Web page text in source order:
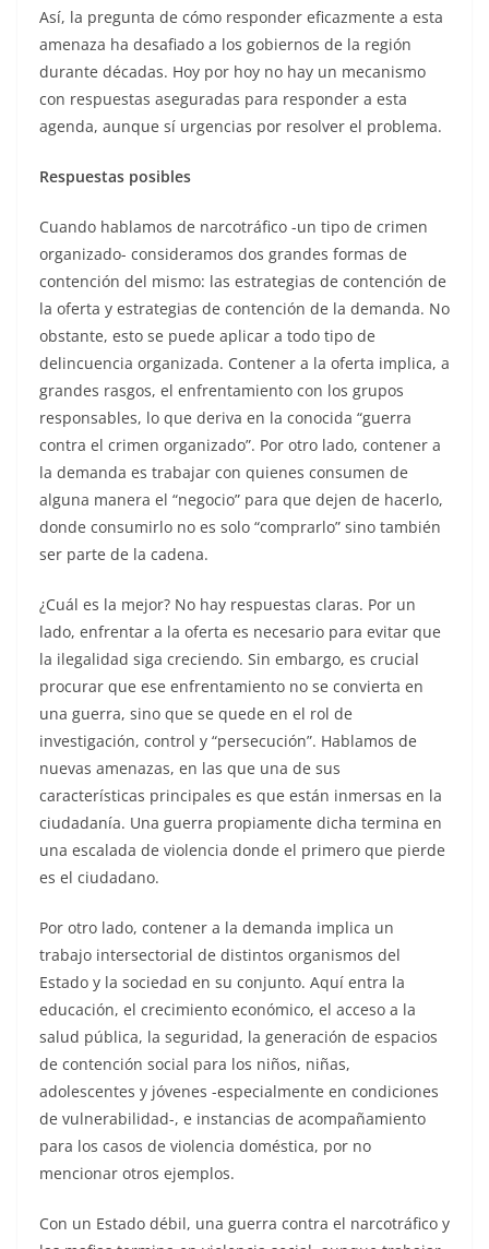
Así, la pregunta de cómo responder eficazmente a esta
amenaza ha desafiado a los gobiernos de la región
durante décadas. Hoy por hoy no hay un mecanismo
con respuestas aseguradas para responder a esta
agenda, aunque sí urgencias por resolver el problema.
Respuestas posibles
Cuando hablamos de narcotráfico -un tipo de crimen
organizado- consideramos dos grandes formas de
contención del mismo: las estrategias de contención de
la oferta y estrategias de contención de la demanda. No
obstante, esto se puede aplicar a todo tipo de
delincuencia organizada. Contener a la oferta implica, a
grandes rasgos, el enfrentamiento con los grupos
responsables, lo que deriva en la conocida “guerra
contra el crimen organizado”. Por otro lado, contener a
la demanda es trabajar con quienes consumen de
alguna manera el “negocio” para que dejen de hacerlo,
donde consumirlo no es solo “comprarlo” sino también
ser parte de la cadena.
¿Cuál es la mejor? No hay respuestas claras. Por un
lado, enfrentar a la oferta es necesario para evitar que
la ilegalidad siga creciendo. Sin embargo, es crucial
procurar que ese enfrentamiento no se convierta en
una guerra, sino que se quede en el rol de
investigación, control y “persecución”. Hablamos de
nuevas amenazas, en las que una de sus
características principales es que están inmersas en la
ciudadanía. Una guerra propiamente dicha termina en
una escalada de violencia donde el primero que pierde
es el ciudadano.
Por otro lado, contener a la demanda implica un
trabajo intersectorial de distintos organismos del
Estado y la sociedad en su conjunto. Aquí entra la
educación, el crecimiento económico, el acceso a la
salud pública, la seguridad, la generación de espacios
de contención social para los niños, niñas,
adolescentes y jóvenes -especialmente en condiciones
de vulnerabilidad-, e instancias de acompañamiento
para los casos de violencia doméstica, por no
mencionar otros ejemplos.
Con un Estado débil, una guerra contra el narcotráfico y